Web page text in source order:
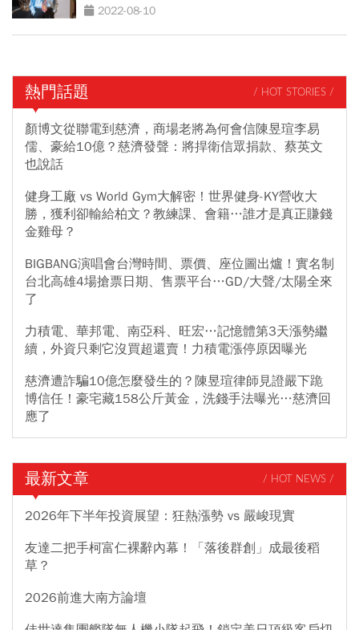
2022-08-10
熱門話題 / HOT STORIES /
顏博文從聯電到慈濟，商場老將為何會信陳昱瑄李易
儒、豪給10億？慈濟發聲：將捍衛信眾捐款、蔡英文
也說話
健身工廠 vs World Gym大解密！世界健身-KY營收大
勝，獲利卻輸給柏文？教練課、會籍…誰才是真正賺錢
金雞母？
BIGBANG演唱會台灣時間、票價、座位圖出爐！實名制
台北高雄4場搶票日期、售票平台…GD/大聲/太陽全來
了
力積電、華邦電、南亞科、旺宏…記憶體第3天漲勢繼
續，外資只剩它沒買超還賣！力積電漲停原因曝光
慈濟遭詐騙10億怎麼發生的？陳昱瑄律師見證嚴下跪
博信任！豪宅藏158公斤黃金，洗錢手法曝光…慈濟回
應了
最新文章 / HOT NEWS /
2026年下半年投資展望：狂熱漲勢 vs 嚴峻現實
友達二把手柯富仁裸辭內幕！「落後群創」成最後稻
草？
2026前進大南方論壇